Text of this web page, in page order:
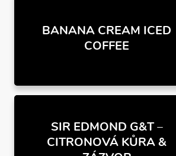
BANANA CREAM ICED
COFFEE
SIR EDMOND G&T –
CITRONOVÁ KŮRA &